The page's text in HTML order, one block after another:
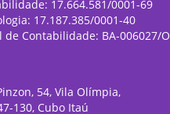
17.664.581/0001-69
17.187.385/0001-40
de Contabilidade: BA-006027/O
54, Vila Olímpia,
130, Cubo Itaú